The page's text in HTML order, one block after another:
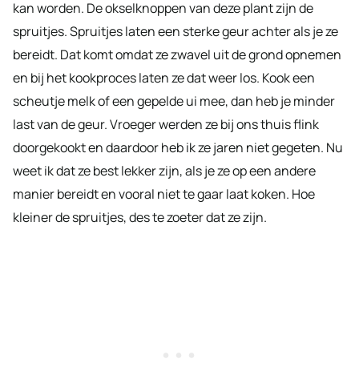
kan worden. De okselknoppen van deze plant zijn de
spruitjes. Spruitjes laten een sterke geur achter als je ze
bereidt. Dat komt omdat ze zwavel uit de grond opnemen
en bij het kookproces laten ze dat weer los. Kook een
scheutje melk of een gepelde ui mee, dan heb je minder
last van de geur. Vroeger werden ze bij ons thuis flink
doorgekookt en daardoor heb ik ze jaren niet gegeten. Nu
weet ik dat ze best lekker zijn, als je ze op een andere
manier bereidt en vooral niet te gaar laat koken. Hoe
kleiner de spruitjes, des te zoeter dat ze zijn.